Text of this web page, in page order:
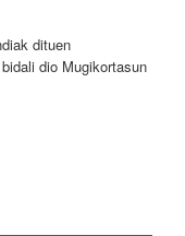
dituen
dio Mugikortasun